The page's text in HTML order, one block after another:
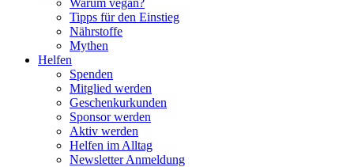
Warum vegan?
Tipps für den Einstieg
Nährstoffe
Mythen
Helfen
Spenden
Mitglied werden
Geschenkurkunden
Sponsor werden
Aktiv werden
Helfen im Alltag
Newsletter Anmeldung